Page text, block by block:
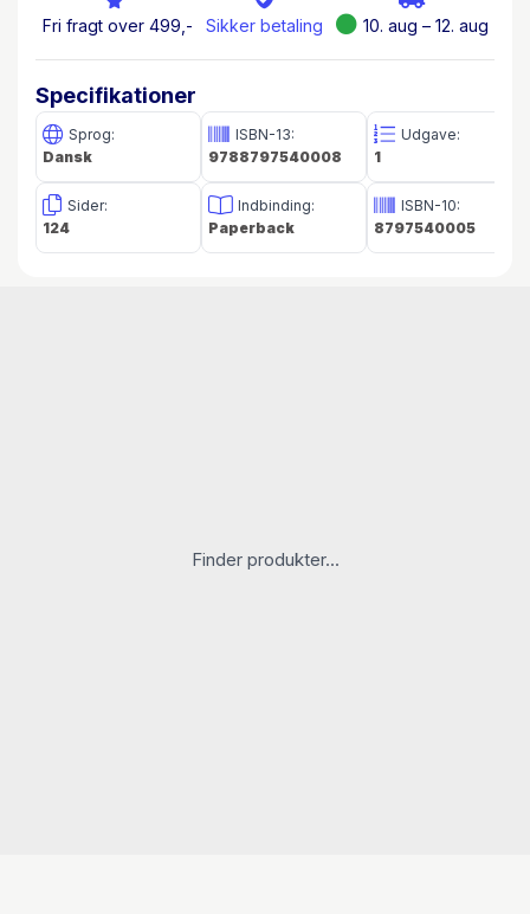
Fri fragt over 499,- Sikker betaling 10. aug – 12. aug
Specifikationer
Sprog:
Dansk
Sider:
124
ISBN-13:
9788797540008
Indbinding:
Paperback
Udgave:
1
ISBN-10:
8797540005
Finder produkter...